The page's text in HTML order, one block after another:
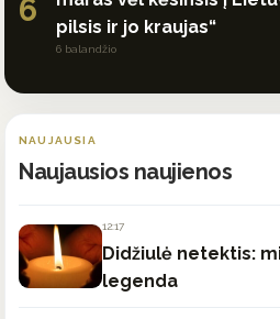
6
pilsis ir jo kraujas“
6 balandžio
NAUJAUSIA
Naujausios naujienos
12:17
Didžiulė netektis:
legenda